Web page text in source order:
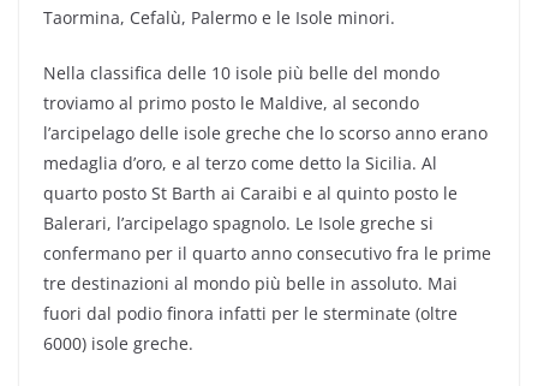
Taormina, Cefalù, Palermo e le Isole minori.
Nella classifica delle 10 isole più belle del mondo
troviamo al primo posto le Maldive, al secondo
l’arcipelago delle isole greche che lo scorso anno erano
medaglia d’oro, e al terzo come detto la Sicilia. Al
quarto posto St Barth ai Caraibi e al quinto posto le
Balerari, l’arcipelago spagnolo. Le Isole greche si
confermano per il quarto anno consecutivo fra le prime
tre destinazioni al mondo più belle in assoluto. Mai
fuori dal podio finora infatti per le sterminate (oltre
6000) isole greche.